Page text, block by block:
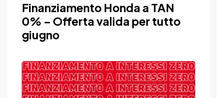
Finanziamento Honda a TAN
0% – Offerta valida per tutto
giugno